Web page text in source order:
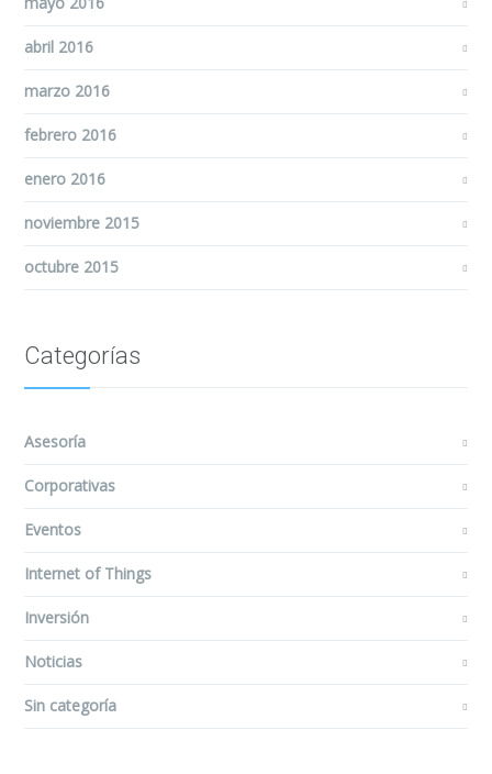
abril 2016
marzo 2016
febrero 2016
enero 2016
noviembre 2015
octubre 2015
Categorías
Asesoría
Corporativas
Eventos
Internet of Things
Inversión
Noticias
Sin categoría